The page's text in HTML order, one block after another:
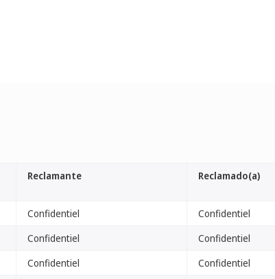
Reclamante Reclamado(a)
Confidentiel Confidentiel
Confidentiel Confidentiel
Confidentiel Confidentiel